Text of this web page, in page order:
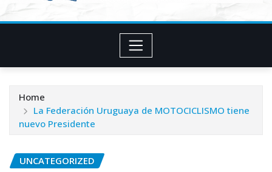
Home
La Federación Uruguaya de MOTOCICLISMO tiene
nuevo Presidente
UNCATEGORIZED